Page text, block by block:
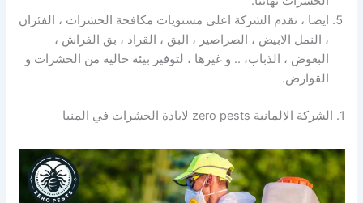
ايضا ، تقدم الشركة اعلى مستويات مكافحة الحشرات ، الفئران
، النمل الابيض ، الصراصير ، البق ، القراد ، بق الفراش ،
البعوض ، الذباب، .. و غيرها ، لتوفير بيئة خالية من الحشرات و
القوارض.
1. الشركة الالمانية zero pests لابادة الحشرات في المنيا